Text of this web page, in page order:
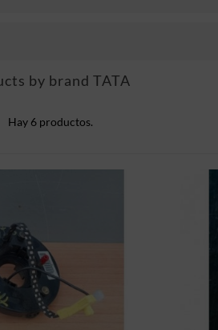
by brand TATA
Hay 6 productos.